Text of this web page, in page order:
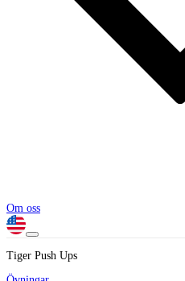
Om oss
Tiger Push Ups